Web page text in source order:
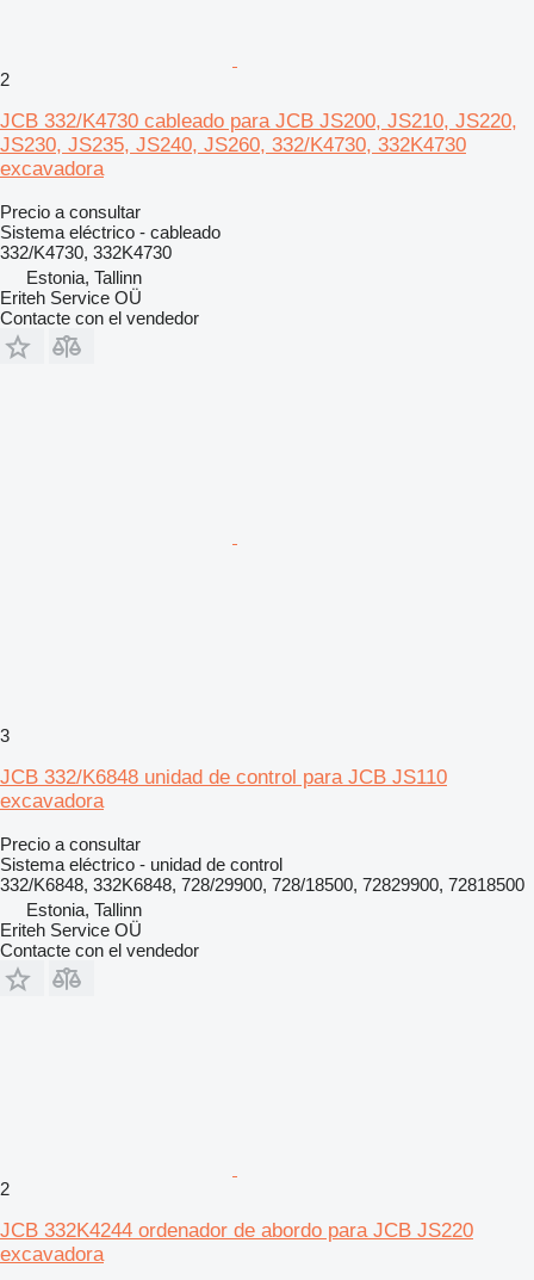
2
JCB 332/K4730 cableado para JCB JS200, JS210, JS220,
JS230, JS235, JS240, JS260, 332/K4730, 332K4730
excavadora
Precio a consultar
Sistema eléctrico - cableado
332/K4730, 332K4730
Estonia, Tallinn
Eriteh Service OÜ
Contacte con el vendedor
3
JCB 332/K6848 unidad de control para JCB JS110
excavadora
Precio a consultar
Sistema eléctrico - unidad de control
332/K6848, 332K6848, 728/29900, 728/18500, 72829900, 72818500
Estonia, Tallinn
Eriteh Service OÜ
Contacte con el vendedor
2
JCB 332K4244 ordenador de abordo para JCB JS220
excavadora